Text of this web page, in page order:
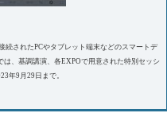
されたPCやタブレット端末などのスマートデ
、基調講演、各EXPOで用意された特別セッシ
年9月29日まで。